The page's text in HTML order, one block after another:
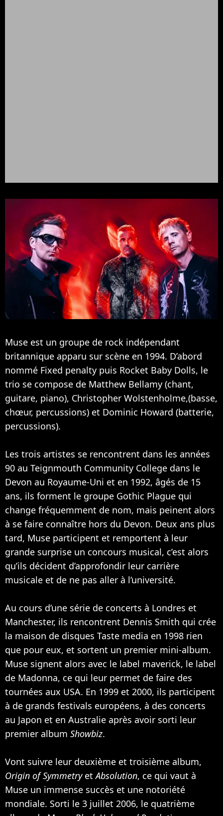
Muse est un groupe de rock indépendant
britannique apparu sur scène en 1994. D’abord
nommé Fixed penalty puis Rocket Baby Dolls, le
trio se compose de Matthew Bellamy (chant,
guitare, piano), Christopher Wolstenholme,(basse,
chœur, percussions) et Dominic Howard (batterie,
percussions).
Les trois artistes se rencontrent dans les années
90 au Teignmouth Community College dans le
Devon au Royaume-Uni et en 1992, âgés de 15
ans, ils forment le groupe Gothic Plague qui
change fréquemment de nom, mais peinent alors
à se faire connaître hors du Devon. Deux ans plus
tard, Muse participent et remportent à leur
grande surprise un concours musical, c’est alors
qu’ils décident d’approfondir leur carrière
musicale et de ne pas aller à l’université.
Au cours d’une série de concerts à Londres et
Manchester, ils rencontrent Dennis Smith qui crée
la maison de disques Taste media en 1998 rien
que pour eux, et sortent un premier mini-album.
Muse signent alors avec le label maverick, le label
de Madonna, ce qui leur permet de faire des
tournées aux USA. En 1999 et 2000, ils participent
à de grands festivals européens, à des concerts
au Japon et en Australie après avoir sorti leur
premier album Showbiz.
Vont suivre leur deuxième et troisième album,
Origin of SymmetryetAbsolution, ce qui vaut à
Muse un immense succès et une notoriété
mondiale. Sorti le 3 juillet 2006, le quatrième